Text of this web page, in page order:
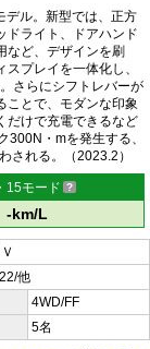
デル。新型では、正方
ドライト、ドアハンド
など、デザインを刷
プレイを一体化し、
さらにシフトレバーが
ことで、モダンな印象
だけで充電できるなど
・mを発生する、
される。（2023.2）
15モード
-km/L
他
4WD/FF
5名